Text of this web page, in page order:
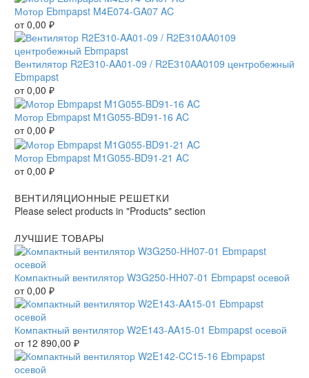
Мотор Ebmpapst M4E074-GA07 AC
от0,00 ₽
Вентилятор R2E310-AA01-09 / R2E310AA0109 центробежный
Ebmpapst
от0,00 ₽
Мотор Ebmpapst M1G055-BD91-16 AC
от0,00 ₽
Мотор Ebmpapst M1G055-BD91-21 AC
от0,00 ₽
ВЕНТИЛЯЦИОННЫЕ РЕШЕТКИ
Please select products in "Products" section
ЛУЧШИЕ ТОВАРЫ
Компактный вентилятор W3G250-HH07-01 Ebmpapst осевой
от0,00 ₽
Компактный вентилятор W2E143-AA15-01 Ebmpapst осевой
от 12 890,00 ₽